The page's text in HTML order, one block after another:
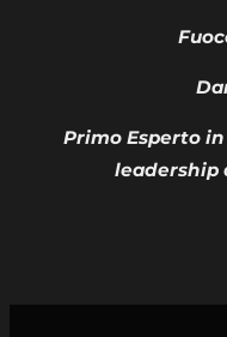
Primo Esperto
leadership